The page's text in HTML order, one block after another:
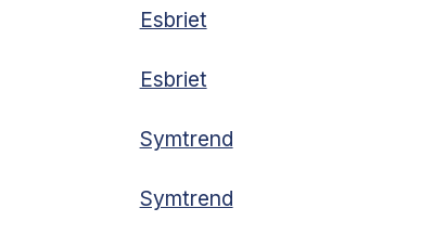
Esbriet
Esbriet
Symtrend
Symtrend